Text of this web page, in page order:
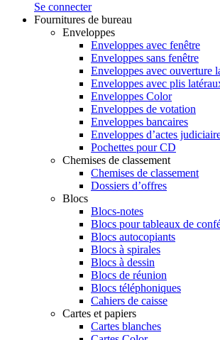
Se connecter
Fournitures de bureau
Enveloppes
Enveloppes avec fenêtre
Enveloppes sans fenêtre
Enveloppes avec ouverture
Enveloppes avec plis
Enveloppes Color
Enveloppes de votation
Enveloppes bancaires
Enveloppes d’actes
Pochettes pour CD
Chemises de classement
Chemises de classement
Dossiers d’offres
Blocs
Blocs-notes
Blocs pour tableaux de
Blocs autocopiants
Blocs à spirales
Blocs à dessin
Blocs de réunion
Blocs téléphoniques
Cahiers de caisse
Cartes et papiers
Cartes blanches